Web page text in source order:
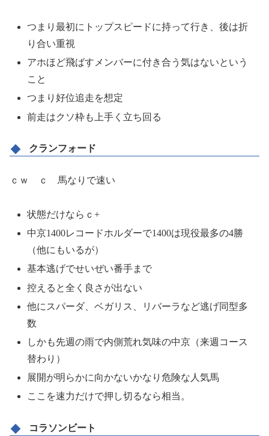
つまり最初にトップスピードに持って行き、後は折
り合い重視
アホほど飛ばすメンバーに付き合う気はないという
こと
つまり好位追走を想定
前走はクソ枠も上手く立ち回る
クランフォード
ｃｗ ｃ 馬なりで速い
状態だけならｃ+
中京1400レコードホルダーで1400は現役最多の4勝
（他にもいるが）
基本逃げでせいぜい番手まで
控えると全く良さが出ない
他にスパーダ、ベガリス、リバーラなど逃げ同型多
数
しかも先週の雨で内側荒れ気味の中京（来週コース
替わり）
展開が明らかに向かないかなり危険な人気馬
ここを速力だけで押し切るなら相当。
コラソンビート